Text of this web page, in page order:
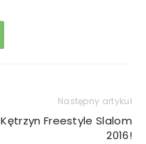
Następny artykuł
Kętrzyn Freestyle Slalom
2016!